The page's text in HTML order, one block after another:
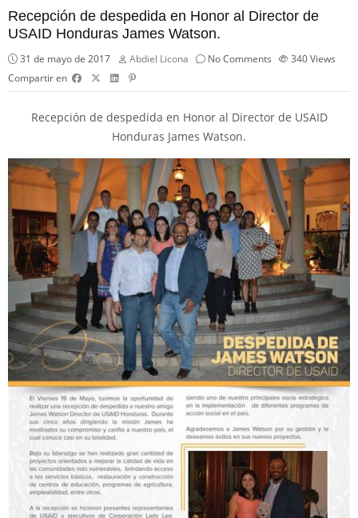
Recepción de despedida en Honor al Director de
USAID Honduras James Watson.
31 de mayo de 2017 Abdiel Licona No Comments 340Views
Compartir en
Recepción de despedida en Honor al Director de USAID
Honduras James Watson.